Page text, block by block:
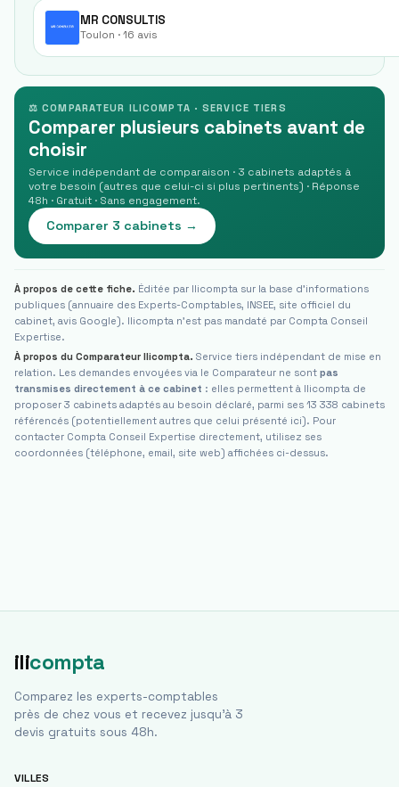
MR CONSULTIS
Toulon · 16 avis
⚖ COMPARATEUR ILICOMPTA · SERVICE TIERS
Comparer plusieurs cabinets avant de
choisir
Service indépendant de comparaison · 3 cabinets adaptés à
votre besoin (autres que celui-ci si plus pertinents) · Réponse
48h · Gratuit · Sans engagement.
Comparer 3 cabinets →
À propos de cette fiche. Éditée par Ilicompta sur la base d'informations
publiques (annuaire des Experts-Comptables, INSEE, site officiel du
cabinet, avis Google). Ilicompta n'est pas mandaté par Compta Conseil
Expertise.
À propos du Comparateur Ilicompta. Service tiers indépendant de mise en
relation. Les demandes envoyées via le Comparateur ne sont pas
transmises directement à ce cabinet : elles permettent à Ilicompta de
proposer 3 cabinets adaptés au besoin déclaré, parmi ses 13 338 cabinets
référencés (potentiellement autres que celui présenté ici). Pour
contacter Compta Conseil Expertise directement, utilisez ses
coordonnées (téléphone, email, site web) affichées ci-dessus.
ilicompta
Comparez les experts-comptables
près de chez vous et recevez jusqu'à 3
devis gratuits sous 48h.
VILLES